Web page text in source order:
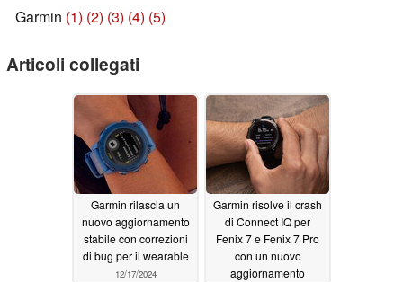
Garmin (1) (2) (3) (4) (5)
Articoli collegati
Garmin rilascia un
nuovo aggiornamento
stabile con correzioni
di bug per il wearable
12/17/2024
Garmin risolve il crash
di Connect IQ per
Fenix 7 e Fenix 7 Pro
con un nuovo
aggiornamento